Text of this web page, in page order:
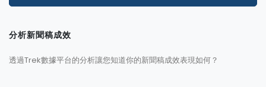
分析新聞稿成效
透過Trek數據平台的分析讓您知道你的新聞稿成效表現如何？